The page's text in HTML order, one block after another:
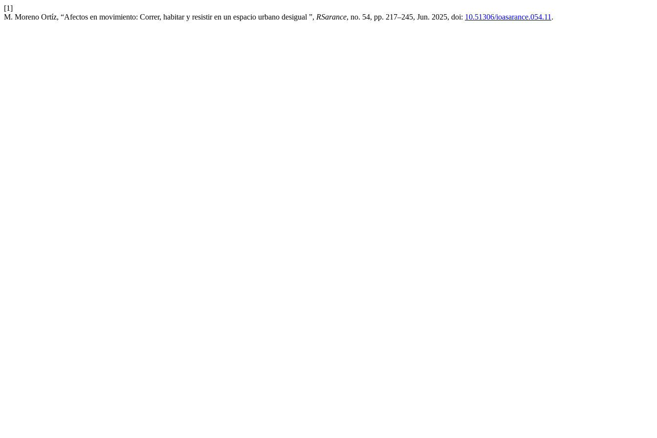
[1]
M. Moreno Ortíz, “Afectos en movimiento: Correr, habitar y resistir en un espacio urbano desigual ”, RSarance, no. 54, pp. 217–245, Jun. 2025, doi: 10.51306/ioasarance.054.11 .